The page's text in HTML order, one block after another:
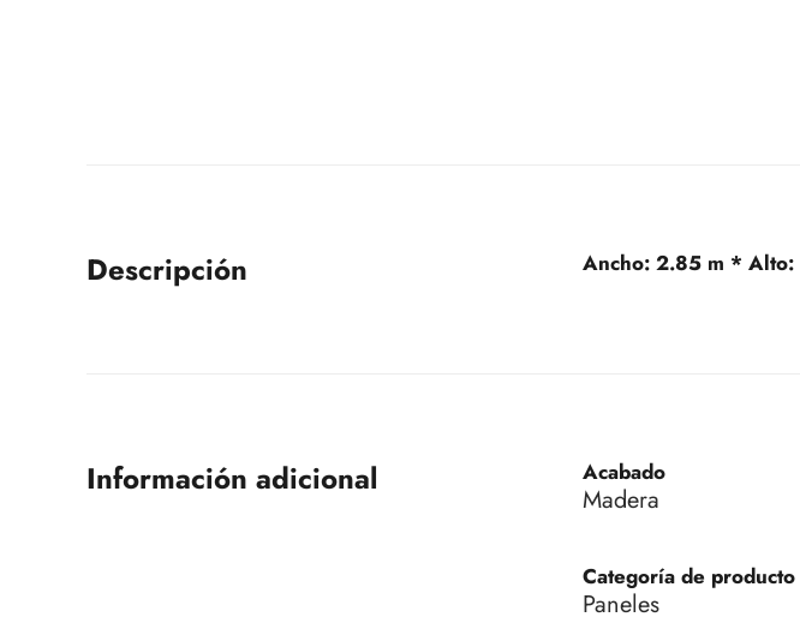
Descripción Ancho: 2.85 m *Alto:
Información adicional Acabado
Madera
Categoría de producto
Paneles